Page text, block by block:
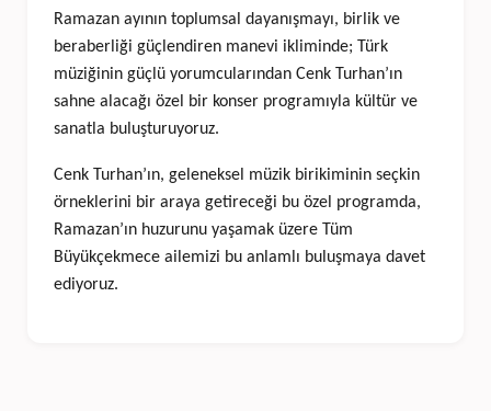
Ramazan ayının toplumsal dayanışmayı, birlik ve
beraberliği güçlendiren manevi ikliminde; Türk
müziğinin güçlü yorumcularındanCenk Turhan’ın
sahne alacağı özel bir konser programıyla kültür ve
sanatla buluşturuyoruz.
Cenk Turhan’ın, geleneksel müzik birikiminin seçkin
örneklerini bir araya getireceği bu özel programda,
Ramazan’ın huzurunu yaşamak üzere Tüm
Büyükçekmece ailemizi bu anlamlı buluşmaya davet
ediyoruz.